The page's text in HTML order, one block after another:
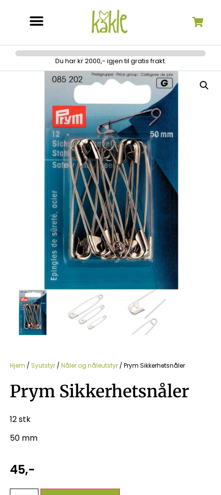
Du har kr 2000,- igjen til gratis frakt.
Hjem / Syutstyr / Nåler og nåleutstyr / Prym Sikkerhetsnåler
Prym Sikkerhetsnåler
12 stk
50 mm
45,-